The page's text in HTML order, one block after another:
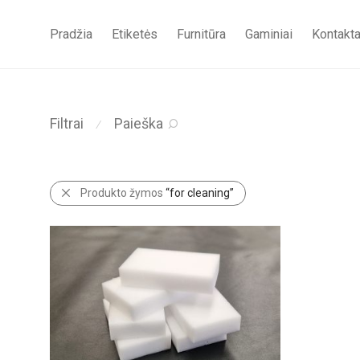
Pradžia Etiketės Furnitūra Gaminiai
Filtrai ⁄ Paieška
Produkto žymos “for cleaning”